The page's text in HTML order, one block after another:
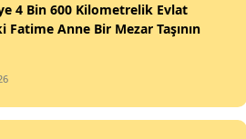
4 Bin 600 Kilometrelik Evlat
Fatime Anne Bir Mezar Taşının